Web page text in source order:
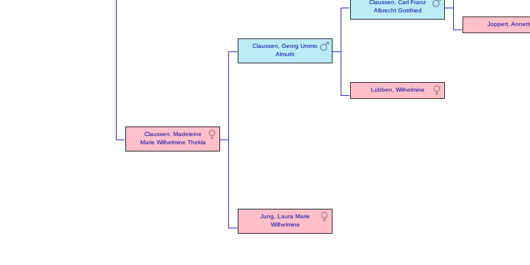
Claussen, Madeleine
Marie Wilhelmine Thekla
Claussen, Georg Ummo
Almuth
Claussen, Carl Franz
Albrecht Gottfried
Joppert,
Lübben, Wilhelmine
Jung, Laura Marie
Wilhelmine